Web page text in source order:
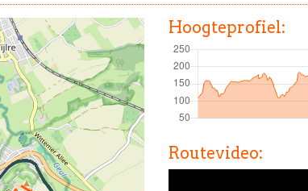
Hoogteprofiel:
Routevideo: